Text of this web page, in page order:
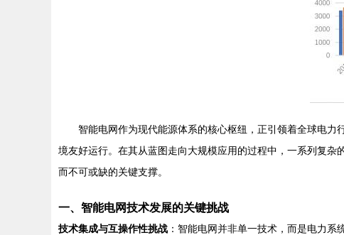
智能电网作为现代能源体系的核心枢纽，正引领着全球电
境友好运行。在其从蓝图走向大规模应用的过程中，一系列复
而不可或缺的关键支撑。
一、智能电网技术发展的关键挑战
技术集成与互操作性挑战 ：智能电网并非单一技术，而是电力